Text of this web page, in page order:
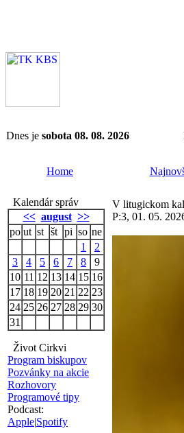
Dnes je sobota 08. 08. 2026
Home
Kalendár správ
<< august >>
po ut st št pi so ne
1
2
3
4 5 6 7 8
9
10 11 12 13 14 15 16
17 18 19 20 21 22 23
24 25 26 27 28 29 30
31
Život Cirkvi
Program biskupov
Pozvánky na akcie
Rozhovory
Programové tipy
Podcast:
Apple|Spotify
V litugickom
P:3, 01. 05.